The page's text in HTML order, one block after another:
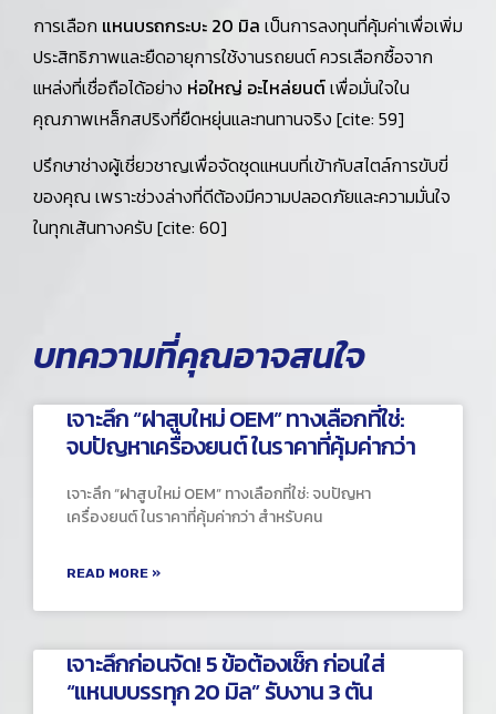
การเลือก แหนบรถกระบะ 20 มิล เป็นการลงทุนที่คุ้มค่าเพื่อเพิ่ม
ประสิทธิภาพและยืดอายุการใช้งานรถยนต์ ควรเลือกซื้อจาก
แหล่งที่เชื่อถือได้อย่าง ห่อใหญ่ อะไหล่ยนต์เพื่อมั่นใจใน
คุณภาพเหล็กสปริงที่ยืดหยุ่นและทนทานจริง [cite: 59]
ปรึกษาช่างผู้เชี่ยวชาญเพื่อจัดชุดแหนบที่เข้ากับสไตล์การขับขี่
ของคุณ เพราะช่วงล่างที่ดีต้องมีความปลอดภัยและความมั่นใจ
ในทุกเส้นทางครับ [cite: 60]
บทความที่คุณอาจสนใจ
เจาะลึก “ฝาสูบใหม่ OEM” ทางเลือกที่ใช่:
จบปัญหาเครื่องยนต์ ในราคาที่คุ้มค่ากว่า
เจาะลึก “ฝาสูบใหม่ OEM” ทางเลือกที่ใช่: จบปัญหา
เครื่องยนต์ ในราคาที่คุ้มค่ากว่า สำหรับคน
READ MORE »
เจาะลึกก่อนจัด! 5 ข้อต้องเช็ก ก่อนใส่
“แหนบบรรทุก 20 มิล” รับงาน 3 ตัน